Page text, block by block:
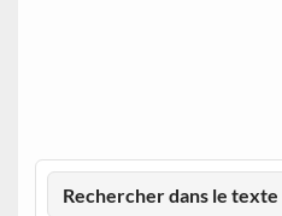
Rechercher dans le texte